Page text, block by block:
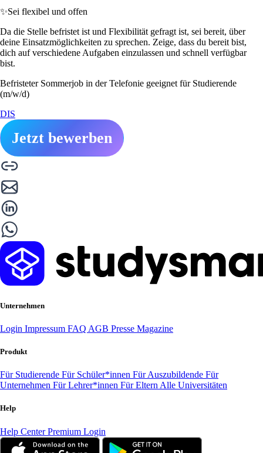
✨Sei flexibel und offen
Da die Stelle befristet ist und Flexibilität gefragt ist, sei bereit, über
deine Einsatzmöglichkeiten zu sprechen. Zeige, dass du bereit bist,
dich auf verschiedene Aufgaben einzulassen und schnell verfügbar
bist.
Befristeter Sommerjob in der Telefonie geeignet für Studierende
(m/w/d)
DIS
Jetzt bewerben
Unternehmen
Login Impressum FAQ AGB Presse Magazine
Produkt
Für Studierende Für Schüler*innen Für Auszubildende Für
Unternehmen Für Lehrer*innen Für Eltern Alle Universitäten
Help
Help CenterPremium Login